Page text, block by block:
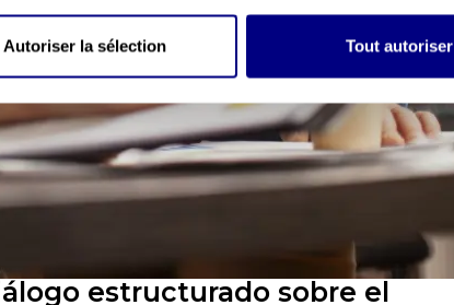
Autoriser la sélection Tout autoriser
estructurado sobre el